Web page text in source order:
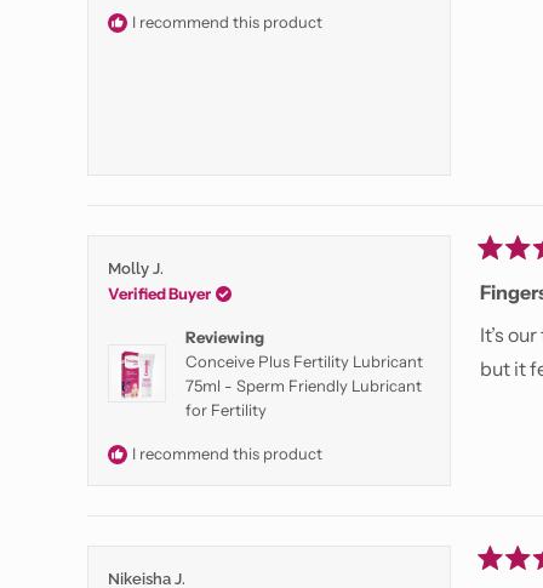
I recommend this product
Molly J.
Verified Buyer
Reviewing
Conceive Plus Fertility Lubricant
75ml - Sperm Friendly Lubricant
for Fertility
I recommend this product
Rated
5
out
of
5
stars
It’s
but it
Nikeisha J.
Rated